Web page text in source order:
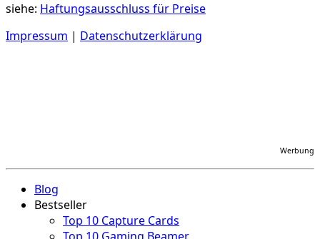
siehe: Haftungsausschluss für Preise
Impressum | Datenschutzerklärung
Werbung
Blog
Bestseller
Top 10 Capture Cards